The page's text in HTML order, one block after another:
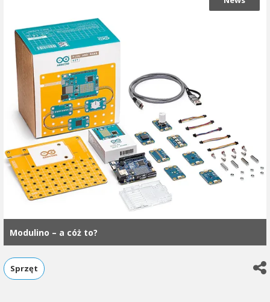
Modulino – a cóż to?
Sprzęt